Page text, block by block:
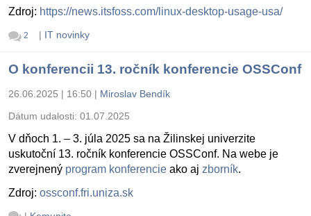
Zdroj: https://news.itsfoss.com/linux-desktop-usage-usa/
2 | IT novinky
O konferencii 13. ročník konferencie OSSConf
26.06.2025 | 16:50 | Miroslav Bendík
Dátum udalosti: 01.07.2025
V dňoch 1. – 3. júla 2025 sa na Žilinskej univerzite
uskutoční 13. ročník konferencie OSSConf. Na webe je
zverejnený program konferencie ako aj zborník.
Zdroj: ossconf.fri.uniza.sk